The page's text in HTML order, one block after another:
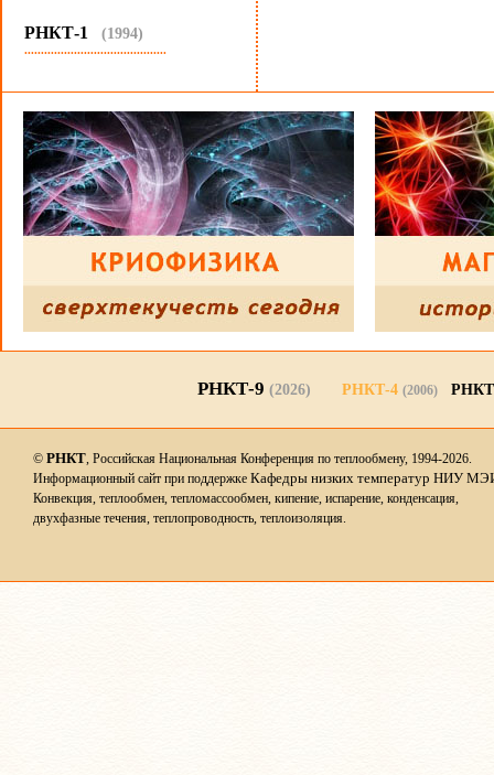
РНКТ-1 (1994)
...........................................
РНКТ-9 (2026) РНКТ-4 (2006)
© РНКТ, Российская Национальная Конференция по теплообмену, 1994-2026.
Информационный сайт при поддержке Кафедры низких температур НИУ
Конвекция, теплообмен, тепломассообмен, кипение, испарение, конденсация,
двухфазные течения, теплопроводность, теплоизоляция.